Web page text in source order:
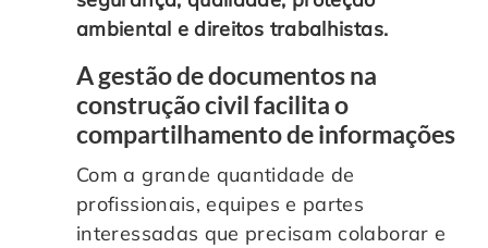
ambiental e direitos trabalhistas.
A gestão de documentos na
construção civil facilita o
compartilhamento de informações
Com a grande quantidade de
profissionais, equipes e partes
interessadas que precisam colaborar e